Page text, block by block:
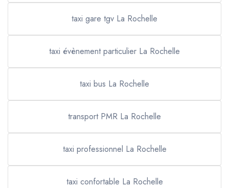
taxi gare tgv La Rochelle
taxi évènement particulier La Rochelle
taxi bus La Rochelle
transport PMR La Rochelle
taxi professionnel La Rochelle
taxi confortable La Rochelle